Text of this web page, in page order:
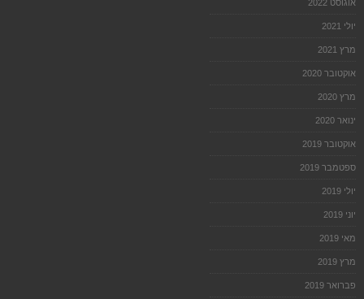
אוגוסט 2022
יולי 2021
מרץ 2021
אוקטובר 2020
מרץ 2020
ינואר 2020
אוקטובר 2019
ספטמבר 2019
יולי 2019
יוני 2019
מאי 2019
מרץ 2019
פברואר 2019